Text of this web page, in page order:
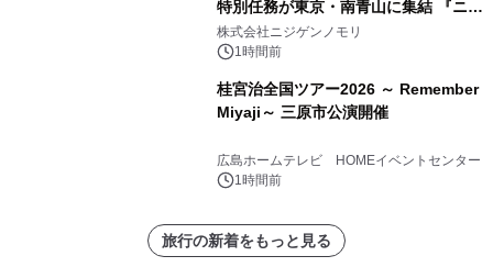
特別任務が東京・南青山に集結 『ニジ
ゲンノモリ POPUPストア in Annex
Aoyama』
株式会社ニジゲンノモリ
1時間前
桂宮治全国ツアー2026 ～ Remember
Miyaji～ 三原市公演開催
広島ホームテレビ HOMEイベントセンター
1時間前
旅行の新着をもっと見る